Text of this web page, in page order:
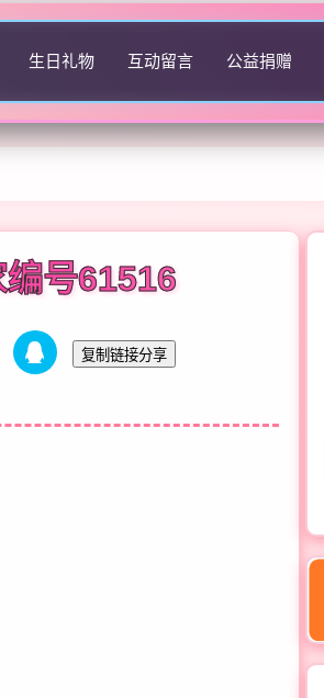
生日礼物 互动留言 公益捐赠
编号61516
复制链接分享